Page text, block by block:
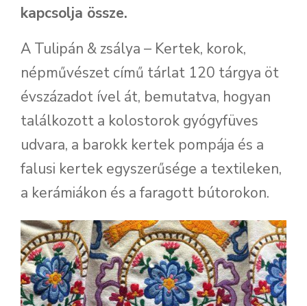
kapcsolja össze.
A Tulipán & zsálya – Kertek, korok,
népművészet című tárlat 120 tárgya öt
évszázadot ível át, bemutatva, hogyan
találkozott a kolostorok gyógyfüves
udvara, a barokk kertek pompája és a
falusi kertek egyszerűsége a textileken,
a kerámiákon és a faragott bútorokon.